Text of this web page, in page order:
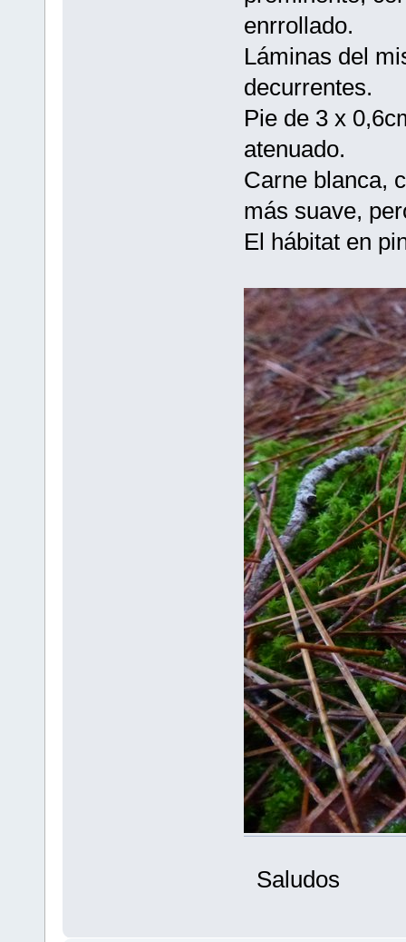
enrrollado.
Láminas del
decurrentes.
Pie de 3 x
atenuado.
Carne blanca,
más suave,
El hábitat en
Saludos